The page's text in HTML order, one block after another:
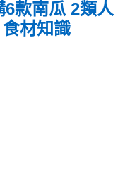
款南瓜 2類人
材知識